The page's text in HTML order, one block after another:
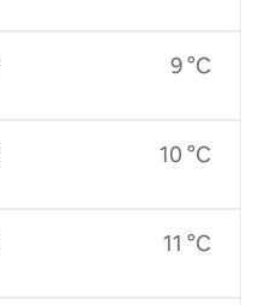
9 °C
10 °C
11 °C